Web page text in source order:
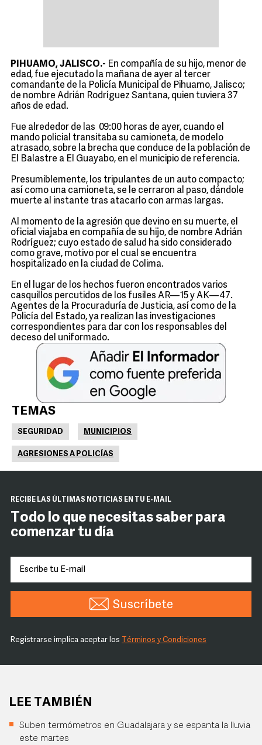
PIHUAMO, JALISCO.- En compañía de su hijo, menor de
edad, fue ejecutado la mañana de ayer al tercer
comandante de la Policía Municipal de Pihuamo, Jalisco;
de nombre Adrián Rodríguez Santana, quien tuviera 37
años de edad.
Fue alrededor de las 09:00 horas de ayer, cuando el
mando policial transitaba su camioneta, de modelo
atrasado, sobre la brecha que conduce de la población de
El Balastre a El Guayabo, en el municipio de referencia.
Presumiblemente, los tripulantes de un auto compacto;
así como una camioneta, se le cerraron al paso, dándole
muerte al instante tras atacarlo con armas largas.
Al momento de la agresión que devino en su muerte, el
oficial viajaba en compañía de su hijo, de nombre Adrián
Rodríguez; cuyo estado de salud ha sido considerado
como grave, motivo por el cual se encuentra
hospitalizado en la ciudad de Colima.
En el lugar de los hechos fueron encontrados varios
casquillos percutidos de los fusiles AR—15 y AK—47.
Agentes de la Procuraduría de Justicia, así como de la
Policía del Estado, ya realizan las investigaciones
correspondientes para dar con los responsables del
deceso del uniformado.
TEMAS
SEGURIDAD MUNICIPIOS
AGRESIONES A POLICÍAS
RECIBE LAS ÚLTIMAS NOTICIAS EN TU E-MAIL
Todo lo que necesitas saber para
comenzar tu día
Suscríbete
Registrarse implica aceptar los Términos y Condiciones
LEE TAMBIÉN
Suben termómetros en Guadalajara y se espanta la lluvia
este martes